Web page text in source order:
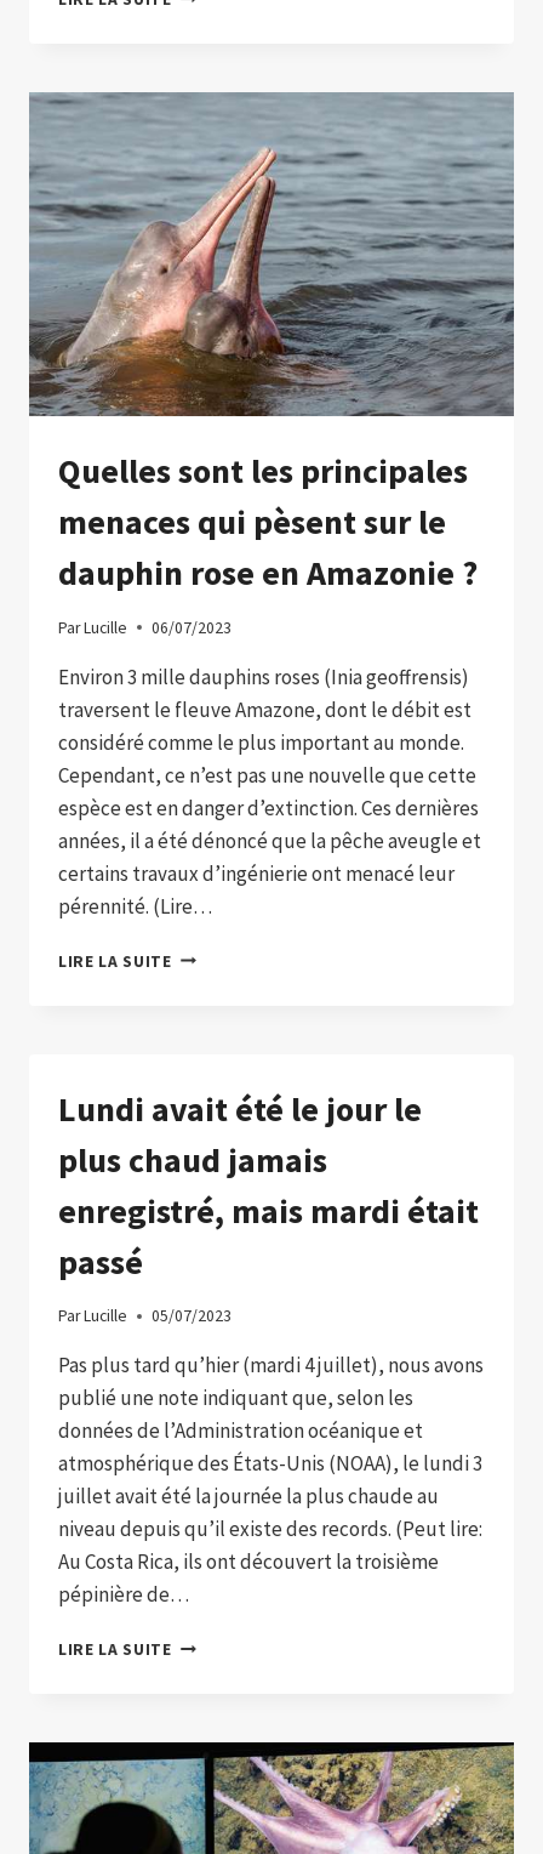
DE
D’UN
DEMI-
MILLION
DE
DOLLARS
À
L’INTÉRIEUR
D’UN
CACHALOT
Quelles sont les principales
menaces qui pèsent sur le
dauphin rose en Amazonie ?
ParLucille 06/07/2023
Environ 3 mille dauphins roses (Inia geoffrensis)
traversent le fleuve Amazone, dont le débit est
considéré comme le plus important au monde.
Cependant, ce n’est pas une nouvelle que cette
espèce est en danger d’extinction. Ces dernières
années, il a été dénoncé que la pêche aveugle et
certains travaux d’ingénierie ont menacé leur
pérennité. (Lire…
LIRE LA SUITEQUELLES
PÈSENT
LE
DAUPHIN
ROSE
Lundi avait été le jour le
plus chaud jamais
enregistré, mais mardi était
passé
ParLucille 05/07/2023
Pas plus tard qu’hier (mardi 4 juillet), nous avons
publié une note indiquant que, selon les
données de l’Administration océanique et
atmosphérique des États-Unis (NOAA), le lundi 3
juillet avait été la journée la plus chaude au
niveau depuis qu’il existe des records. (Peut lire:
Au Costa Rica, ils ont découvert la troisième
pépinière de…
LIRE LA SUITELUNDI
JOUR
LE
PLUS
CHAUD
JAMAIS